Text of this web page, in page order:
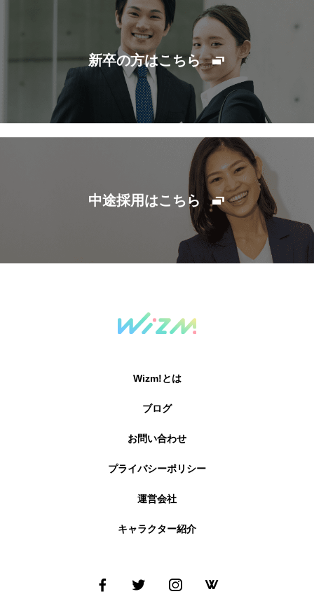
新卒の方はこちら
中途採用はこちら
Wizm!とは
ブログ
お問い合わせ
プライバシーポリシー
運営会社
キャラクター紹介